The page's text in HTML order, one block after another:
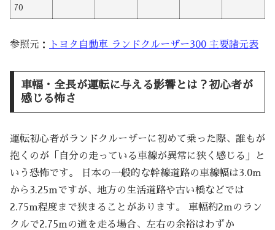
70
参照元： トヨタ自動車 ランドクルーザー300 主要諸元表
車幅・全長が運転に与える影響とは？初心者が
感じる怖さ
運転初心者がランドクルーザーに初めて乗った際、誰もが
抱くのが「自分の走っている車線が異常に狭く感じる」と
いう恐怖です。 日本の一般的な幹線道路の車線幅は3.0m
から3.25mですが、地方の生活道路や古い橋などでは
2.75m程度まで狭まることがあります。 車幅約2mのラン
クルで2.75mの道を走る場合、左右の余裕はわずか